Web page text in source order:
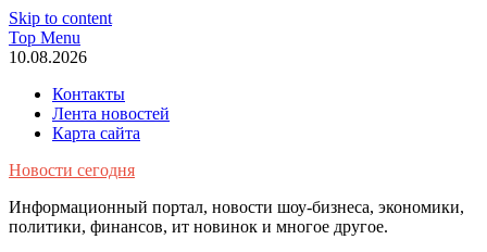
Skip to content
Top Menu
10.08.2026
Контакты
Лента новостей
Карта сайта
Новости сегодня
Информационный портал, новости шоу-бизнеса, экономики,
политики, финансов, ит новинок и многое другое.